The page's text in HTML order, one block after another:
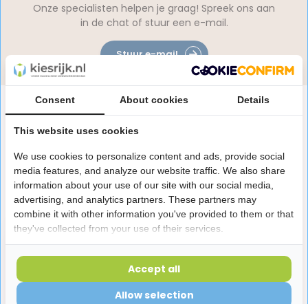
Productomschrijving
Onze specialisten helpen je graag! Spreek ons aan
in de chat of stuur een e-mail.
Stuur e-mail
Laatst bekeken producten
Consent About cookies Details
This website uses cookies
We use cookies to personalize content and ads, provide social
media features, and analyze our website traffic. We also share
information about your use of our site with our social media,
advertising, and analytics partners. These partners may
combine it with other information you've provided to them or that
they've collected from your use of their services.
Allow selection
Accept all